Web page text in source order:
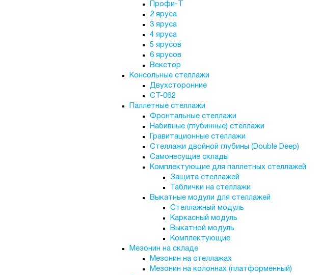
Профи-Т
2 яруса
3 яруса
4 яруса
5 ярусов
6 ярусов
Векстор
Консольные стеллажи
Двухсторонние
СТ-062
Паллетные стеллажи
Фронтальные стеллажи
Набивные (глубинные) стеллажи
Гравитационные стеллажи
Стеллажи двойной глубины (Double Deep)
Самонесущие склады
Комплектующие для паллетных стеллажей
Защита стеллажей
Таблички на стеллажи
Выкатные модули для стеллажей
Стеллажный модуль
Каркасный модуль
Выкатной модуль
Комплектующие
Мезонин на складе
Мезонин на стеллажах
Мезонин на колоннах (платформенный)